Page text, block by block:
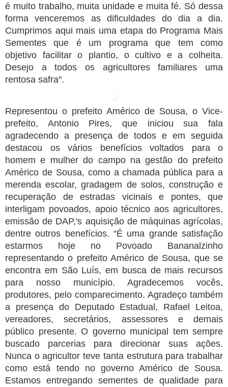
é muito trabalho, muita unidade e muita fé. Só dessa
forma venceremos as dificuldades do dia a dia.
Cumprimos aqui mais uma etapa do Programa Mais
Sementes que é um programa que tem como
objetivo facilitar o plantio, o cultivo e a colheita.
Desejo a todos os agricultores familiares uma
rentosa safra".
Representou o prefeito Américo de Sousa, o Vice-
prefeito, Antonio Pires, que iniciou sua fala
agradecendo a presença de todos e em seguida
destacou os vários benefícios voltados para o
homem e mulher do campo na gestão do prefeito
Américo de Sousa, como a chamada pública para a
merenda escolar, gradagem de solos, construção e
recuperação de estradas vicinais e pontes, que
interligam povoados, apoio técnico aos agricultores,
emissão de DAP,'s aquisição de máquinas agrícolas,
dentre outros benefícios. “É uma grande satisfação
estarmos hoje no Povoado Bananalzinho
representando o prefeito Américo de Sousa, que se
encontra em São Luís, em busca de mais recursos
para nosso município. Agradecemos vocês,
produtores, pelo comparecimento. Agradeço também
a presença do Deputado Estadual, Rafael Leitoa,
vereadores, secretários, assessores e demais
público presente. O governo municipal tem sempre
buscado parcerias para direcionar suas ações.
Nunca o agricultor teve tanta estrutura para trabalhar
como está tendo no governo Américo de Sousa.
Estamos entregando sementes de qualidade para